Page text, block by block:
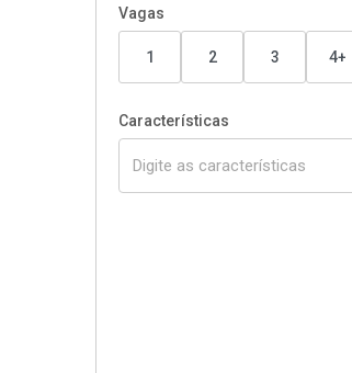
Vagas
1 2 3 4+
Características